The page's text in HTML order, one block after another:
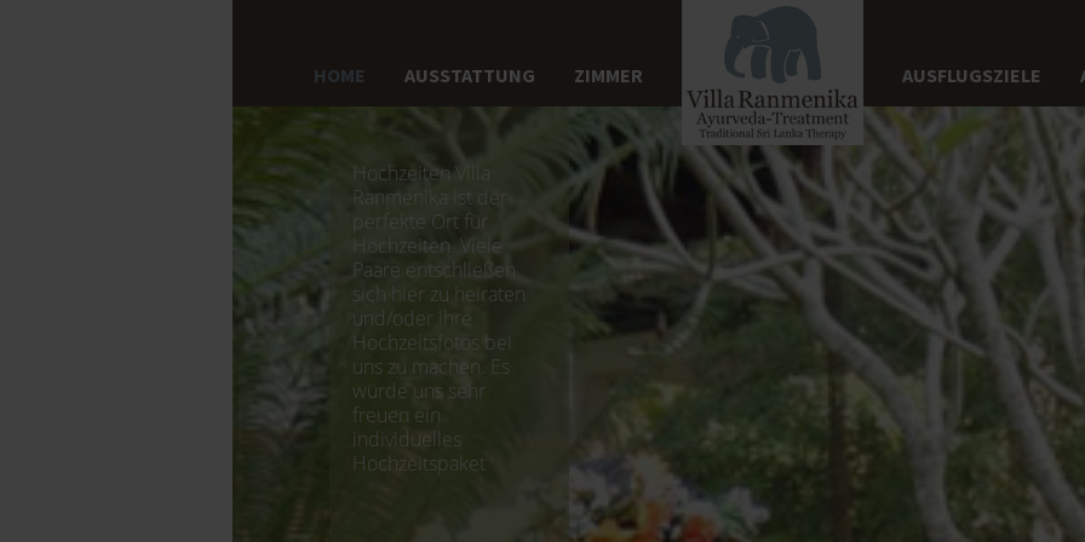
HOME AUSSTATTUNG ZIMMER AUSFLUGSZIELE
Hochzeiten Villa
Ranmenika ist der
perfekte Ort für
Hochzeiten. Viele
Paare entschließen
sich hier zu heiraten
und/oder ihre
Hochzeitsfotos bei
uns zu machen. Es
würde uns sehr
freuen ein
individuelles
Hochzeitspaket